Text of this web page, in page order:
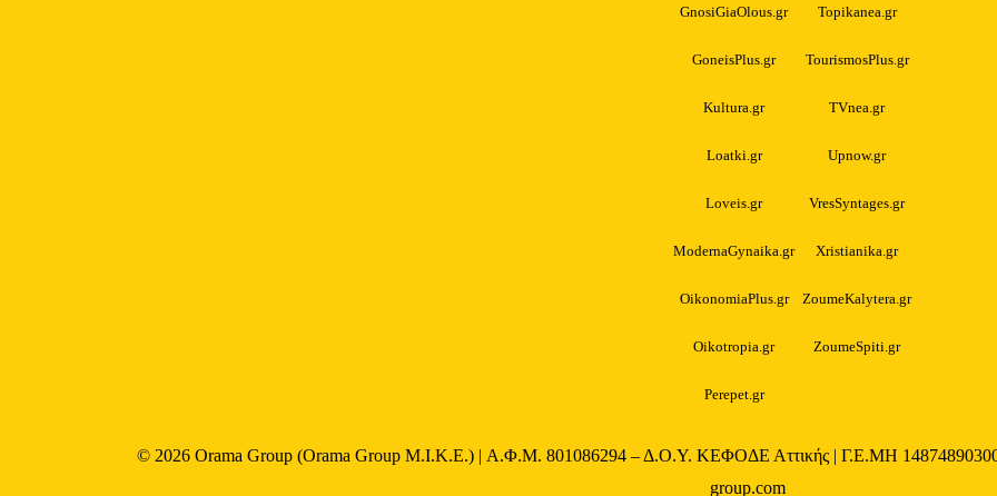
GnosiGiaOlous.gr Topikanea.gr
GoneisPlus.gr TourismosPlus.gr
Kultura.gr TVnea.gr
Loatki.gr Upnow.gr
Loveis.gr VresSyntages.gr
ModernaGynaika.gr Xristianika.gr
OikonomiaPlus.gr ZoumeKalytera.gr
Oikotropia.gr ZoumeSpiti.gr
Perepet.gr
© 2026 Orama Group (Orama Group Μ.Ι.Κ.Ε.) | Α.Φ.Μ. 801086294 – Δ.Ο.Υ. ΚΕΦΟΔΕ Αττικής | Γ.Ε.ΜΗ
group.com